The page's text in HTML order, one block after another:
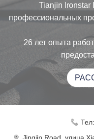
Tianjin lronstar
профессиональных
26 лет опыта